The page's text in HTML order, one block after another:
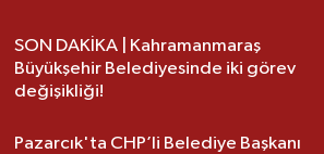
SON DAKİKA | Kahramanmaraş
Büyükşehir Belediyesinde iki görev
değişikliği!
Pazarcık'ta CHP’li Belediye Başkanı